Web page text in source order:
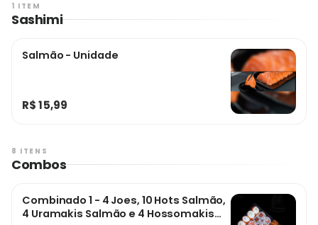
1 ITEM
Sashimi
Salmão - Unidade
R$ 15,99
8 ITENS
Combos
Combinado 1 - 4 Joes, 10 Hots Salmão,
4 Uramakis Salmão e 4 Hossomakis